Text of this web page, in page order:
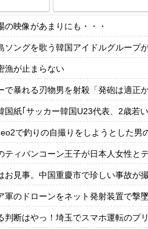
の映像があまりにも・・・
ソングを歌う韓国アイドルグループ
漁が止まらない
で暴れる刃物男を射殺「発砲は適正か
国紙｢サッカー韓国U23代表、2歳若
で釣りの自撮りをしようとした男
ティパンコーン王子が日本人女性と
お見事。中国重慶市で珍しい事故が撮
軍のドローンをネット発射装置で撃
判断はやっ！埼玉でスマホ運転のプ